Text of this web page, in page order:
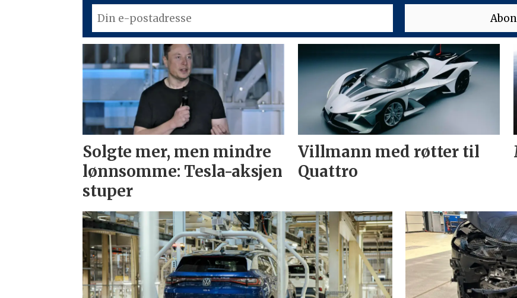
Solgte mer, men mindre
lønnsomme: Tesla-aksjen
stuper
Villmann med røtter til
Quattro